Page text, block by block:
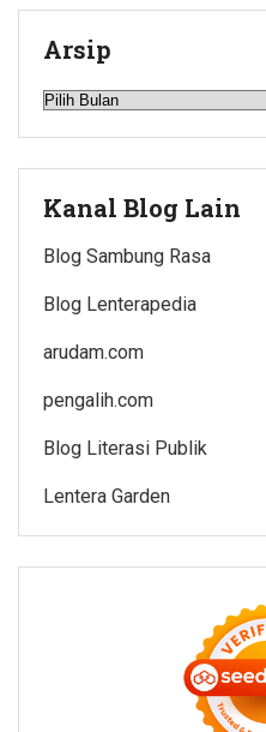
Arsip
Arsip
Kanal Blog Lain
Blog Sambung Rasa
Blog Lenterapedia
arudam.com
pengalih.com
Blog Literasi Publik
Lentera Garden